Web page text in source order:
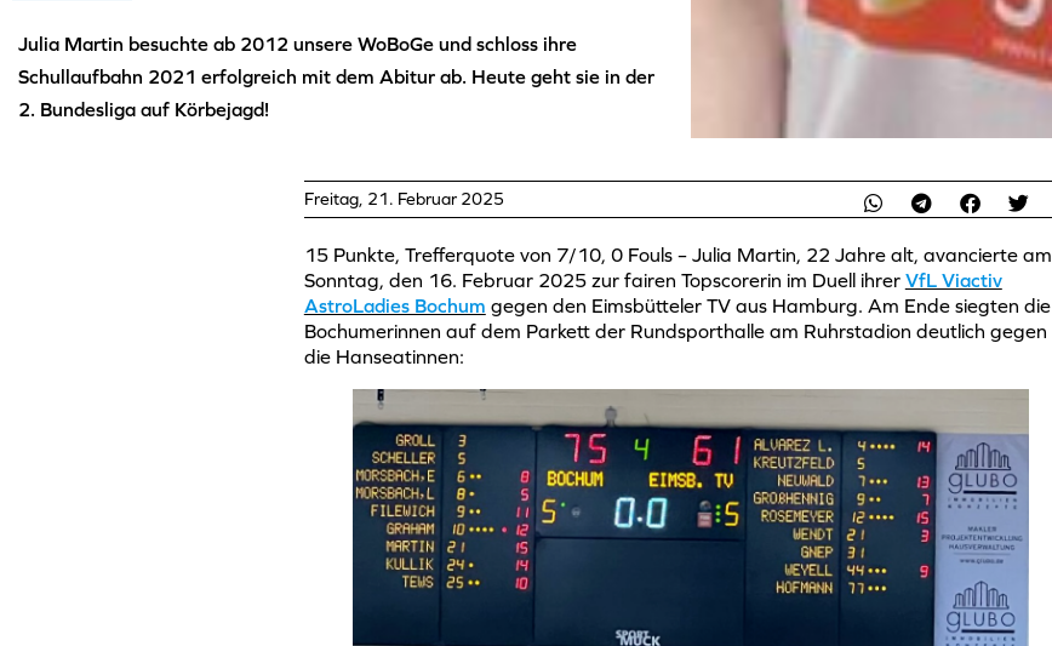
Julia Martin besuchte ab 2012 unsere WoBoGe und schloss ihre
Schullaufbahn 2021 erfolgreich mit dem Abitur ab. Heute geht sie in der
2. Bundesliga auf Körbejagd!
Freitag, 21. Februar 2025
15 Punkte, Trefferquote von 7/10, 0 Fouls – Julia Martin, 22 Jahre alt, avancierte am
Sonntag, den 16. Februar 2025 zur fairen Topscorerin im Duell ihrer VfL Viactiv
AstroLadies Bochum gegen den Eimsbütteler TV aus Hamburg. Am Ende siegten die
Bochumerinnen auf dem Parkett der Rundsporthalle am Ruhrstadion deutlich gegen
die Hanseatinnen: